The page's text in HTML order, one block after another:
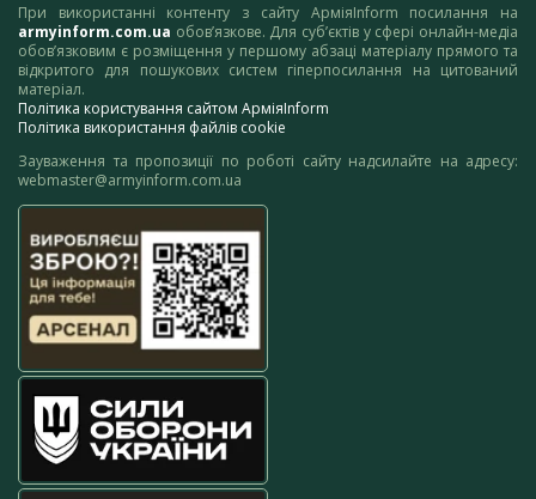
При використанні контенту з сайту АрміяInform посилання на
armyinform.com.ua обов’язкове. Для суб’єктів у сфері онлайн-медіа
обов’язковим є розміщення у першому абзаці матеріалу прямого та
відкритого для пошукових систем гіперпосилання на цитований
матеріал.
Політика користування сайтом АрміяInform
Політика використання файлів cookie
Зауваження та пропозиції по роботі сайту надсилайте на адресу:
webmaster@armyinform.com.ua